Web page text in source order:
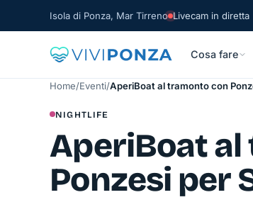
Isola di Ponza, Mar Tirreno Livecam in diretta
Cosa fare
Home/Eventi/AperiBoat al tramonto con
NIGHTLIFE
AperiBoat
Ponzesi per